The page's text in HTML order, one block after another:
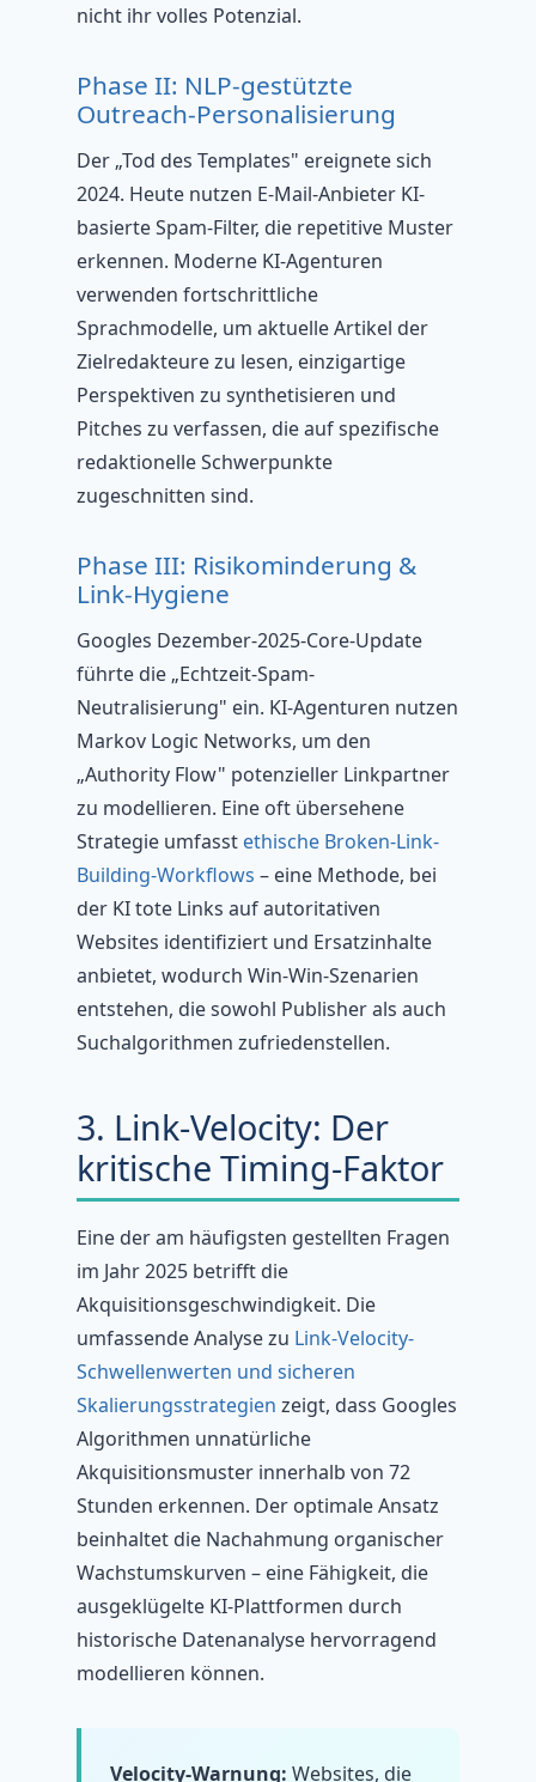
nicht ihr volles Potenzial.
Phase II: NLP-gestützte
Outreach-Personalisierung
Der „Tod des Templates" ereignete sich
2024. Heute nutzen E-Mail-Anbieter KI-
basierte Spam-Filter, die repetitive Muster
erkennen. Moderne KI-Agenturen
verwenden fortschrittliche
Sprachmodelle, um aktuelle Artikel der
Zielredakteure zu lesen, einzigartige
Perspektiven zu synthetisieren und
Pitches zu verfassen, die auf spezifische
redaktionelle Schwerpunkte
zugeschnitten sind.
Phase III: Risikominderung &
Link-Hygiene
Googles Dezember-2025-Core-Update
führte die „Echtzeit-Spam-
Neutralisierung" ein. KI-Agenturen nutzen
Markov Logic Networks, um den
„Authority Flow" potenzieller Linkpartner
zu modellieren. Eine oft übersehene
Strategie umfasst ethische Broken-Link-
Building-Workflows – eine Methode, bei
der KI tote Links auf autoritativen
Websites identifiziert und Ersatzinhalte
anbietet, wodurch Win-Win-Szenarien
entstehen, die sowohl Publisher als auch
Suchalgorithmen zufriedenstellen.
3. Link-Velocity: Der
kritische Timing-Faktor
Eine der am häufigsten gestellten Fragen
im Jahr 2025 betrifft die
Akquisitionsgeschwindigkeit. Die
umfassende Analyse zu Link-Velocity-
Schwellenwerten und sicheren
Skalierungsstrategien zeigt, dass Googles
Algorithmen unnatürliche
Akquisitionsmuster innerhalb von 72
Stunden erkennen. Der optimale Ansatz
beinhaltet die Nachahmung organischer
Wachstumskurven – eine Fähigkeit, die
ausgeklügelte KI-Plattformen durch
historische Datenanalyse hervorragend
modellieren können.
Velocity-Warnung: Websites, die